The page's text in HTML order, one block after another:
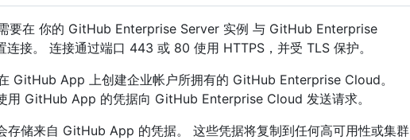
要在 你的 GitHub Enterprise Server 实例 与 GitHub Enterprise
接。 连接通过端口 443 或 80 使用 HTTPS，并受 TLS 保护。
GitHub App 上创建企业帐户所拥有的 GitHub Enterprise Cloud。
GitHub App 的凭据向 GitHub Enterprise Cloud 发送请求。
储来自 GitHub App 的凭据。 这些凭据将复制到任何高可用性或集群